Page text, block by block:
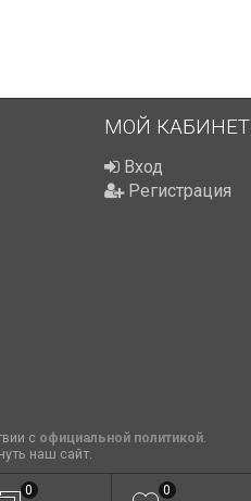
МОЙ КАБИНЕТ
Вход
Регистрация
с официальной политикой.
наш сайт.
0 0